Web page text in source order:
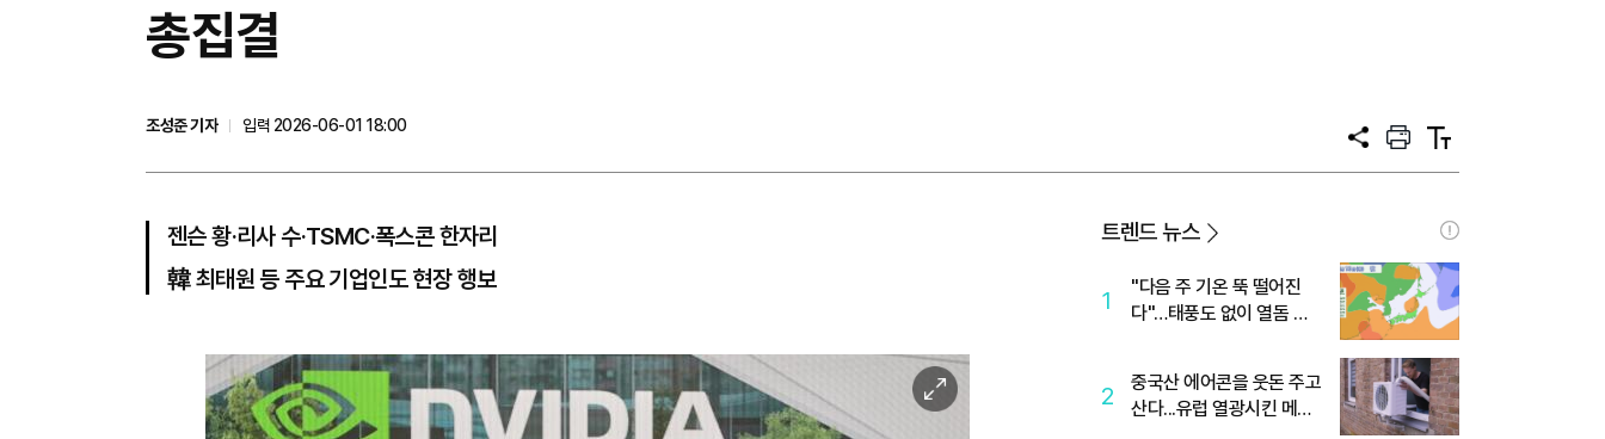
총집결
조성준 기자
입력 2026-06-01 18:00
공
프
트
텍
트
젠슨 황·리사 수·TSMC·폭스콘 한자리
韓 최태원 등 주요 기업인도 현장 행보
이
미
트렌드 뉴스
1
"다음 주 기온 뚝 떨어진
다"…태풍도 없이 열돔 박
2
중국산 에어콘을 웃돈 주고
산다...유럽 열광시킨 메이